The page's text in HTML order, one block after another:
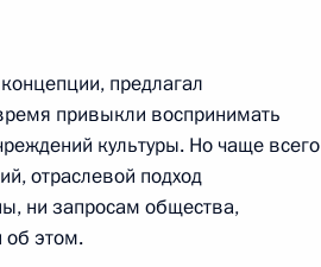
предлагал
привыкли воспринимать
культуры. Но чаще всего
отраслевой подход
ни запросам общества,
об этом.